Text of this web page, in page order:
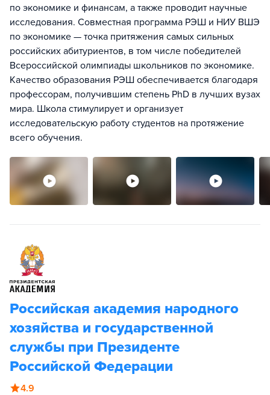
по экономике и финансам, а также проводит научные
исследования. Совместная программа РЭШ и НИУ ВШЭ
по экономике — точка притяжения самых сильных
российских абитуриентов, в том числе победителей
Всероссийской олимпиады школьников по экономике.
Качество образования РЭШ обеспечивается благодаря
профессорам, получившим степень PhD в лучших вузах
мира. Школа стимулирует и организует
исследовательскую работу студентов на протяжение
всего обучения.
Российская академия народного
хозяйства и государственной
службы при Президенте
Российской Федерации
4.9